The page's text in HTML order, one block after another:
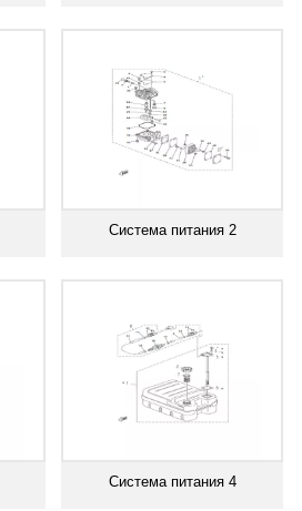
Система питания 2
Система питания 4